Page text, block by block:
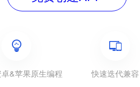
&苹果原生编程 快速迭代兼容